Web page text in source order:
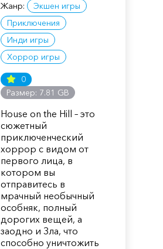
Жанр:
Экшен игры
Приключения
Инди игры
Хоррор игры
0
Размер: 7.81 GB
House on the Hill – это
сюжетный
приключенческий
хоррор с видом от
первого лица, в
котором вы
отправитесь в
мрачный необычный
особняк, полный
дорогих вещей, а
заодно и Зла, что
способно уничтожить